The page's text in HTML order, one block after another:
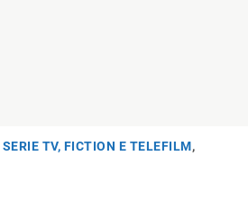
SERIE TV, FICTION E TELEFILM,